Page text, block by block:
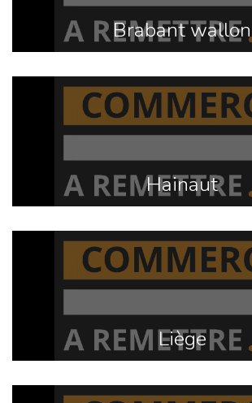
Brabant wallon
Hainaut
Liège